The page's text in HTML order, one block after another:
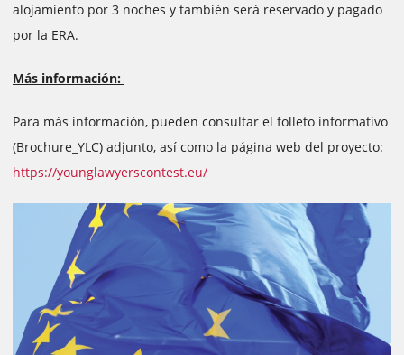
alojamiento por 3 noches y también será reservado y pagado
por la ERA.
Más información:
Para más información, pueden consultar el folleto informativo
(Brochure_YLC) adjunto, así como la página web del proyecto:
https://younglawyerscontest.eu/